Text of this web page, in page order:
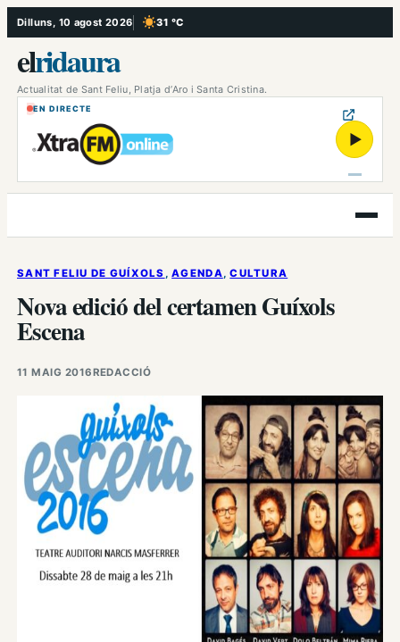
Vés
al
contingut
Dilluns, 10 agost 2026 31 °C
, Cel serè
elridaura
Actualitat de Sant Feliu, Platja d’Aro i Santa Cristina.
EN DIRECTE
▶
Obre
el
SANT FELIU DE GUÍXOLS , AGENDA, CULTURA
Nova edició del certamen Guíxols
Escena
11 MAIG 2016REDACCIÓ